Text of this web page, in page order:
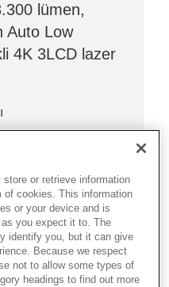
lümen,
Auto Low
4K 3LCD lazer
or retrieve information
of cookies. This information
or your device and is
you expect it to. The
identify you, but it can give
Because we respect
not to allow some types of
headings to find out more